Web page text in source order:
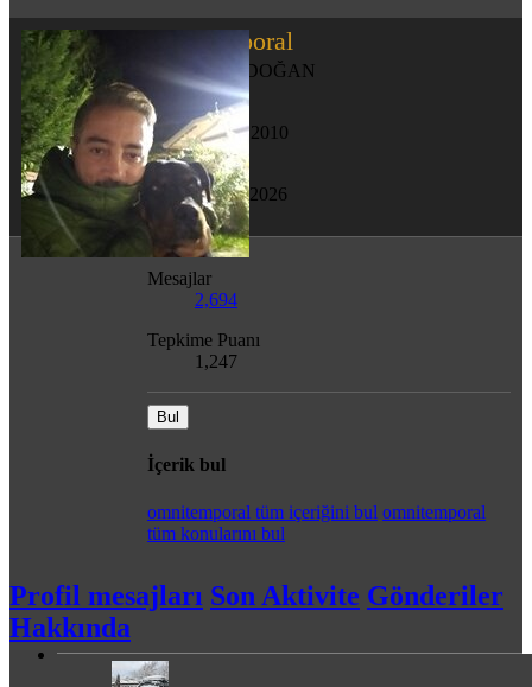
omnitemporal
MURAT ERDOĞAN
Katılım
27 Ara 2010
Son görülme
21 Nis 2026
Mesajlar
2,694
Tepkime Puanı
1,247
Bul
İçerik bul
omnitemporal tüm içeriğini bul omnitemporal
tüm konularını bul
Profil mesajları Son Aktivite Gönderiler
Hakkında